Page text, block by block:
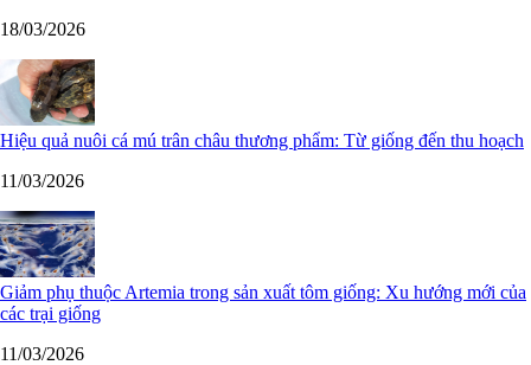
18/03/2026
Hiệu quả nuôi cá mú trân châu thương phẩm: Từ giống đến thu hoạch
11/03/2026
Giảm phụ thuộc Artemia trong sản xuất tôm giống: Xu hướng mới của
các trại giống
11/03/2026